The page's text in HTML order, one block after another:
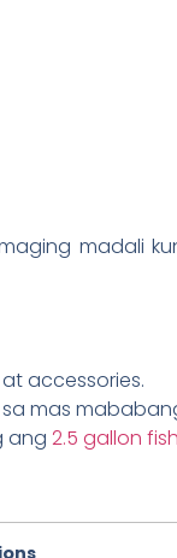
madali
at accessories.
mas
ang 2.5 gallon